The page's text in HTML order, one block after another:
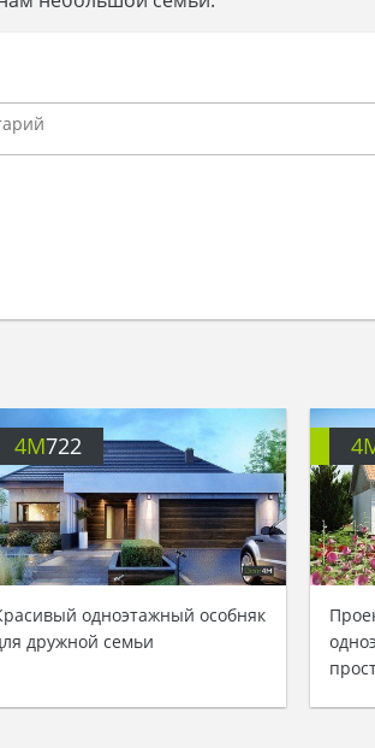
4M722
одноэтажный особняк
дружной семьи